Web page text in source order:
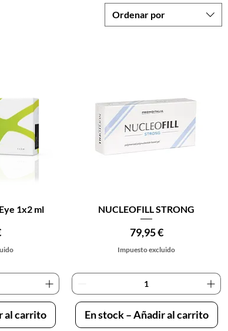
Ordenar por
1x2 ml
al carrito
Vista rápida
NUCLEOFILL STRONG
Precio
79,95 €
Impuesto excluido
En stock – Añadir al carrito